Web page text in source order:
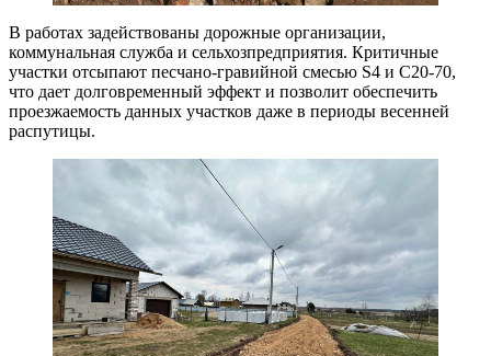
В работах задействованы дорожные организации,
коммунальная служба и сельхозпредприятия. Критичные
участки отсыпают песчано-гравийной смесью S4 и С20-70,
что дает долговременный эффект и позволит обеспечить
проезжаемость данных участков даже в периоды весенней
распутицы.